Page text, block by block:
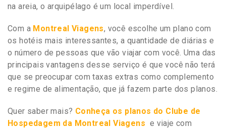
na areia, o arquipélago é um local imperdível.
Com a Montreal Viagens, você escolhe um plano com
os hotéis mais interessantes, a quantidade de diárias e
o número de pessoas que vão viajar com você. Uma das
principais vantagens desse serviço é que você não terá
que se preocupar com taxas extras como complemento
e regime de alimentação, que já fazem parte dos planos.
Quer saber mais? Conheça os planos do Clube de
Hospedagem da Montreal Viagens e viaje com